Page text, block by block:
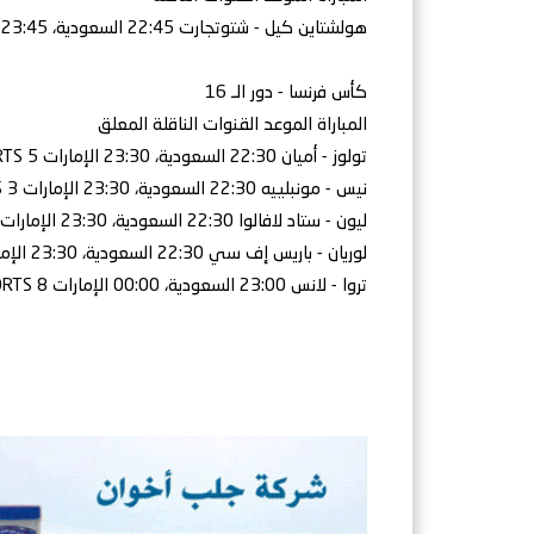
هولشتاين كيل - شتوتجارت 22:45 السعودية، 23:45 الإمارات شاهد
كأس فرنسا - دور الـ 16
المباراة الموعد القنوات الناقلة المعلق
تولوز - أميان 22:30 السعودية، 23:30 الإمارات beIN SPORTS 5 محمد بركات
نيس - مونبلييه 22:30 السعودية، 23:30 الإمارات beIN SPORTS 3 أحمد عبده
ليون - ستاد لافالوا 22:30 السعودية، 23:30 الإمارات beIN SPORTS 6 محمد المبروكي
لوريان - باريس إف سي 22:30 السعودية، 23:30 الإمارات beIN SPORTS 2 جواد بدة
تروا - لانس 23:00 السعودية، 00:00 الإمارات beIN SPORTS 8 محمد فوزي